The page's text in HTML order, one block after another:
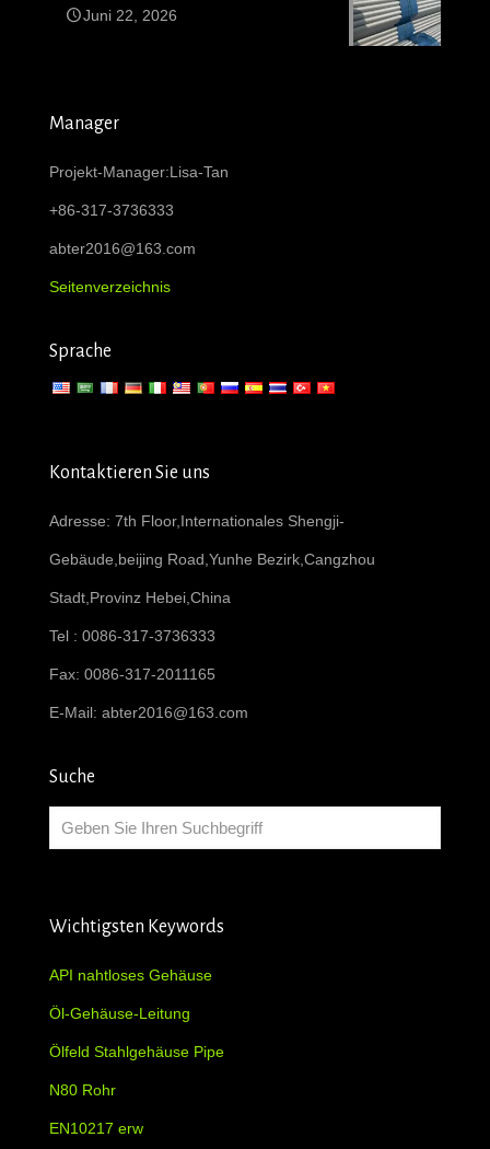
Juni 22, 2026
Manager
Projekt-Manager:Lisa-Tan
+86-317-3736333
abter2016@163.com
Seitenverzeichnis
Sprache
Kontaktieren Sie uns
Adresse: 7th Floor,Internationales Shengji-
Gebäude,beijing Road,Yunhe Bezirk,Cangzhou
Stadt,Provinz Hebei,China
Tel : 0086-317-3736333
Fax: 0086-317-2011165
E-Mail: abter2016@163.com
Suche
Wichtigsten Keywords
API nahtloses Gehäuse
Öl-Gehäuse-Leitung
Ölfeld Stahlgehäuse Pipe
N80 Rohr
EN10217 erw